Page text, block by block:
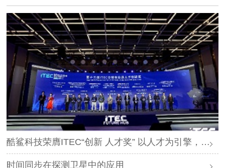
酷鲨科技荣膺ITEC“创新 人才奖” 以人才为引擎，时空为基石，驱动智能未来
时间同步在探测卫星中的应用